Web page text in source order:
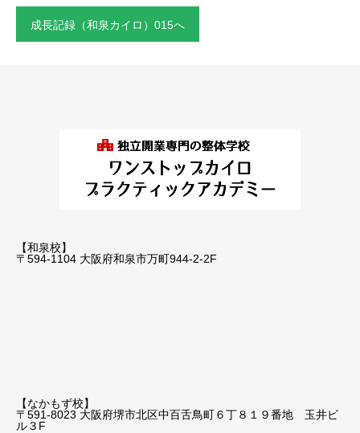
成長記録（和泉カイロ）015へ
【和泉校】
〒594-1104 大阪府和泉市万町944-2-2F
【なかもず校】
〒591-8023 大阪府堺市北区中百舌鳥町６丁８１９番地 玉井ビ
ル３F